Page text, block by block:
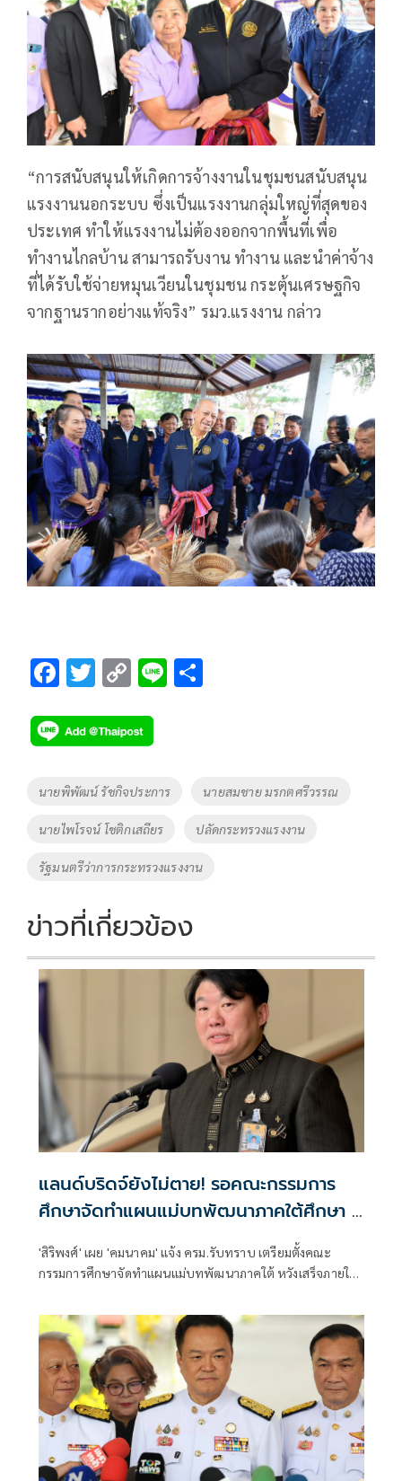
“การสนับสนุนให้เกิดการจ้างงานในชุมชนสนับสนุน
แรงงานนอกระบบ ซึ่งเป็นแรงงานกลุ่มใหญ่ที่สุดของ
ประเทศ ทำให้แรงงานไม่ต้องออกจากพื้นที่เพื่อ
ทำงานไกลบ้าน สามารถรับงาน ทำงาน และนำค่าจ้าง
ที่ได้รับใช้จ่ายหมุนเวียนในชุมชน กระตุ้นเศรษฐกิจ
จากฐานรากอย่างแท้จริง” รมว.แรงงาน กล่าว
F
e
b
o
o
k
T
tt
er
C
p
y
Li
n
k
Li
Tags
นายพิพัฒน์ รัชกิจประการ นายสมชาย มรกตศรีวรรณ
นายไพโรจน์ โชติกเสถียร ปลัดกระทรวงแรงงาน
รัฐมนตรีว่าการกระทรวงแรงงาน
ข่าวที่เกี่ยวข้อง
แลนด์บริดจ์ยังไม่ตาย! รอคณะกรรมการ
ศึกษาจัดทำแผนแม่บทพัฒนาภาคใต้ศึกษา 1
'สิริพงศ์' เผย 'คมนาคม' แจ้ง ครม.รับทราบ เตรียมตั้งคณะ
กรรมการศึกษาจัดทำแผนแม่บทพัฒนาภาคใต้ หวังเสร็จภายใน